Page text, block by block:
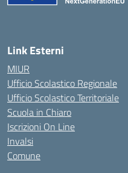
Link Esterni
MIUR
Ufficio Scolastico Regionale
Ufficio Scolastico Territoriale
Scuola in Chiaro
Iscrizioni On Line
Invalsi
Comune